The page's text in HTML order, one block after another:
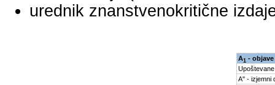
urednik znanstvenokritične
A1 - objave
A'' - izjemni